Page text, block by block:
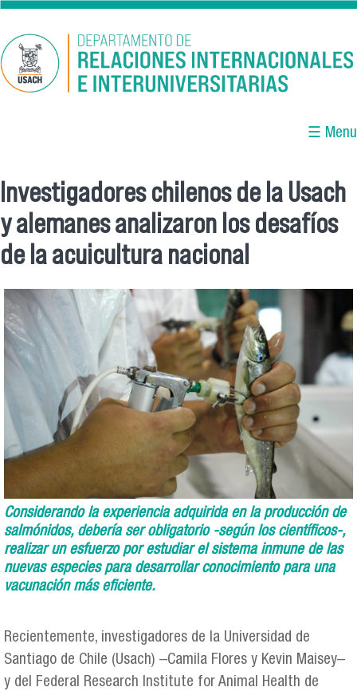
Pasar al contenido principal
☰ Menu
Se encuentra usted aquí
Investigadores chilenos de la Usach
y alemanes analizaron los desafíos
de la acuicultura nacional
Considerando la experiencia adquirida en la producción de
salmónidos, debería ser obligatorio -según los científicos-,
realizar un esfuerzo por estudiar el sistema inmune de las
nuevas especies para desarrollar conocimiento para una
vacunación más eficiente.
Recientemente, investigadores de la Universidad de
Santiago de Chile (Usach) –Camila Flores y Kevin Maisey–
y del Federal Research Institute for Animal Health de